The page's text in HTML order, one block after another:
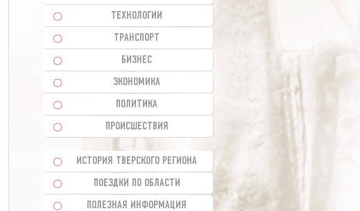
ТЕХНОЛОГИИ
ТРАНСПОРТ
БИЗНЕС
ЭКОНОМИКА
ПОЛИТИКА
ПРОИСШЕСТВИЯ
ИСТОРИЯ ТВЕРСКОГО РЕГИОНА
ПОЕЗДКИ ПО ОБЛАСТИ
ПОЛЕЗНАЯ ИНФОРМАЦИЯ